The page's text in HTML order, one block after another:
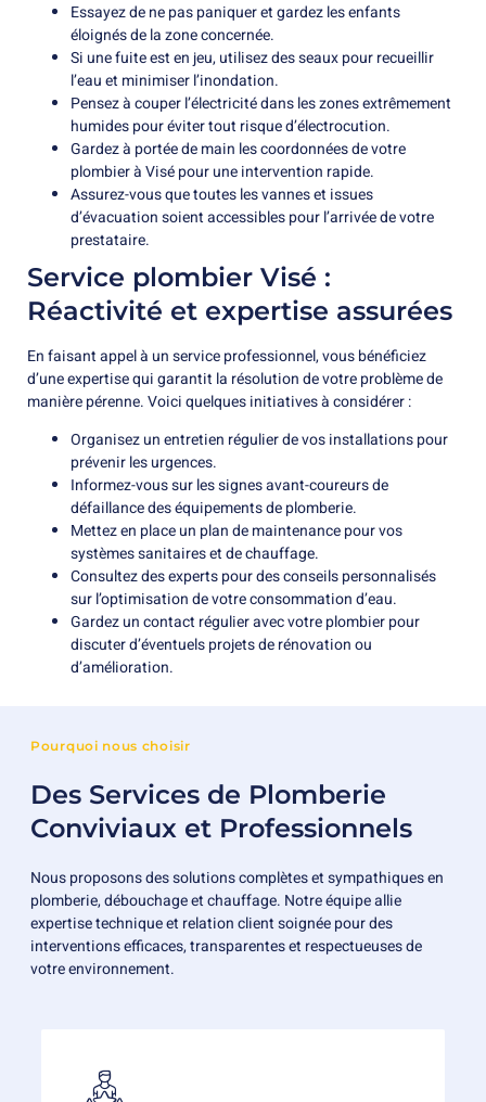
Essayez de ne pas paniquer et gardez les enfants
éloignés de la zone concernée.
Si une fuite est en jeu, utilisez des seaux pour recueillir
l’eau et minimiser l’inondation.
Pensez à couper l’électricité dans les zones extrêmement
humides pour éviter tout risque d’électrocution.
Gardez à portée de main les coordonnées de votre
plombier à Visé pour une intervention rapide.
Assurez-vous que toutes les vannes et issues
d’évacuation soient accessibles pour l’arrivée de votre
prestataire.
Service plombier Visé :
Réactivité et expertise assurées
En faisant appel à un service professionnel, vous bénéficiez
d’une expertise qui garantit la résolution de votre problème de
manière pérenne. Voici quelques initiatives à considérer :
Organisez un entretien régulier de vos installations pour
prévenir les urgences.
Informez-vous sur les signes avant-coureurs de
défaillance des équipements de plomberie.
Mettez en place un plan de maintenance pour vos
systèmes sanitaires et de chauffage.
Consultez des experts pour des conseils personnalisés
sur l’optimisation de votre consommation d’eau.
Gardez un contact régulier avec votre plombier pour
discuter d’éventuels projets de rénovation ou
d’amélioration.
Pourquoi nous choisir
Des Services de Plomberie
Conviviaux et Professionnels
Nous proposons des solutions complètes et sympathiques en
plomberie, débouchage et chauffage. Notre équipe allie
expertise technique et relation client soignée pour des
interventions efficaces, transparentes et respectueuses de
votre environnement.